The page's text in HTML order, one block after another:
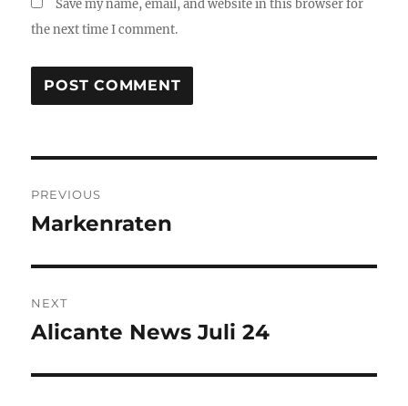
Save my name, email, and website in this browser for
the next time I comment.
navigation
PREVIOUS
Previous
Markenraten
NEXT
Next
Alicante News Juli 24